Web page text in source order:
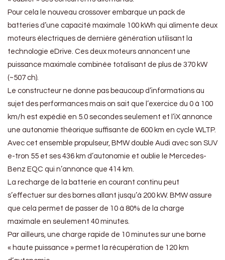
Pour cela le nouveau crossover embarque un pack de
batteries d’une capacité maximale 100 kWh qui alimente deux
moteurs électriques de dernière génération utilisant la
technologie eDrive. Ces deux moteurs annoncent une
puissance maximale combinée totalisant de plus de 370 kW
(~507 ch).
Le constructeur ne donne pas beaucoup d’informations au
sujet des performances mais on sait que l’exercice du 0 à 100
km/h est expédié en 5.0 secondes seulement et l’iX annonce
une autonomie théorique suffisante de 600 km en cycle WLTP.
Avec cet ensemble propulseur, BMW double Audi avec son SUV
e-tron 55 et ses 436 km d’autonomie et oublie le Mercedes-
Benz EQC qui n’annonce que 414 km.
La recharge de la batterie en courant continu peut
s’effectuer sur des bornes allant jusqu’à 200 kW. BMW assure
que cela permet de passer de 10 à 80% de la charge
maximale en seulement 40 minutes.
Par ailleurs, une charge rapide de 10 minutes sur une borne
« haute puissance » permet la récupération de 120 km